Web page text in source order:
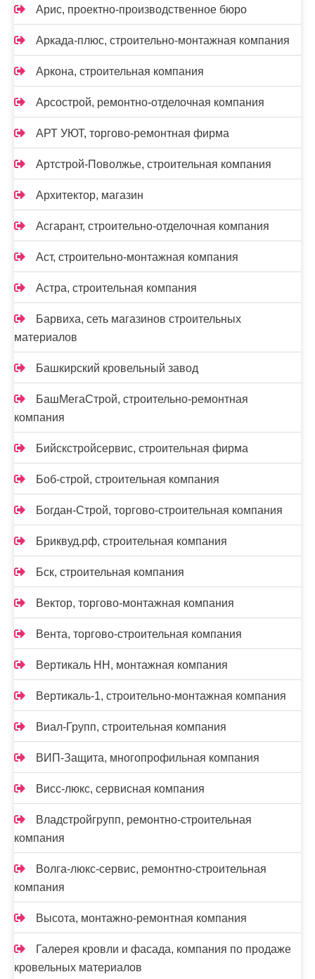
Арис, проектно-производственное бюро
Аркада-плюс, строительно-монтажная компания
Аркона, строительная компания
Арсострой, ремонтно-отделочная компания
АРТ УЮТ, торгово-ремонтная фирма
Артстрой-Поволжье, строительная компания
Архитектор, магазин
Асгарант, строительно-отделочная компания
Аст, строительно-монтажная компания
Астра, строительная компания
Барвиха, сеть магазинов строительных
материалов
Башкирский кровельный завод
БашМегаСтрой, строительно-ремонтная
компания
Бийскстройсервис, строительная фирма
Боб-строй, строительная компания
Богдан-Строй, торгово-строительная компания
Бриквуд.рф, строительная компания
Бск, строительная компания
Вектор, торгово-монтажная компания
Вента, торгово-строительная компания
Вертикаль НН, монтажная компания
Вертикаль-1, строительно-монтажная компания
Виал-Групп, строительная компания
ВИП-Защита, многопрофильная компания
Висс-люкс, сервисная компания
Владстройгрупп, ремонтно-строительная
компания
Волга-люкс-сервис, ремонтно-строительная
компания
Высота, монтажно-ремонтная компания
Галерея кровли и фасада, компания по продаже
кровельных материалов